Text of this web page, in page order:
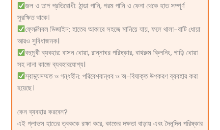
জল ও তাপ প্রতিরোধী: ঠান্ডা পানি, গরম পানি ও ফেনা থেকে হাত সম্পূর্ণ
সুরক্ষিত থাকে।
ফ্লেক্সিবল ডিজাইন: হাতের আকারে সহজে মানিয়ে যায়, ফলে থালা-বাটি ধোয়া
আরও সুবিধাজনক।
বহুমুখী ব্যবহার: বাসন ধোয়া, রান্নাঘর পরিষ্কার, বাথরুম ক্লিনিং, গাড়ি ধোয়া
সহ নানা কাজে ব্যবহারযোগ্য।
স্বাস্থ্যসম্মত ও গন্ধহীন: পরিবেশবান্ধব ও অ-বিষাক্ত উপকরণ ব্যবহার করা
হয়েছে।
কেন ব্যবহার করবেন?
এই গ্লাভস হাতের ত্বককে রক্ষা করে, কাজের দক্ষতা বাড়ায় এবং দৈনন্দিন পরিষ্কার